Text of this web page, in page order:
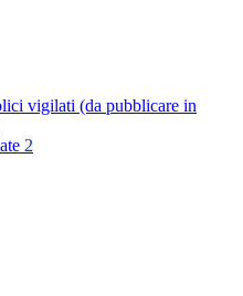
vigilati (da pubblicare in
2